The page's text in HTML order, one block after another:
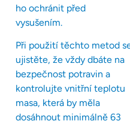
ho ochránit před
vysušením.
Při použití těchto metod
ujistěte, že vždy dbáte na
bezpečnost potravin a
kontrolujte vnitřní teplotu
masa, která by měla
dosáhnout minimálně 63